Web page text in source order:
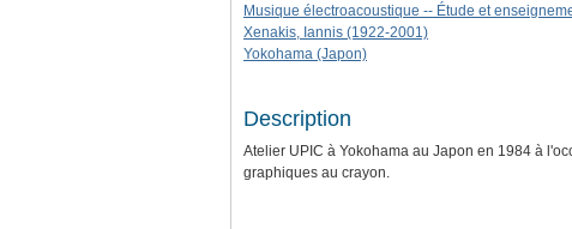
Musique électroacoustique -- Étude et
Xenakis, Iannis (1922-2001)
Yokohama (Japon)
Description
Atelier UPIC à Yokohama au Japon en 1984 à
graphiques au crayon.